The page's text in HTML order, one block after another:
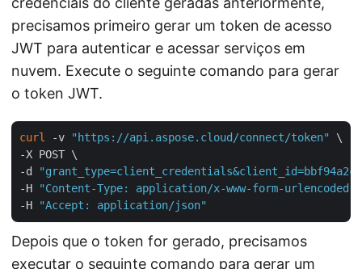
precisamos primeiro gerar um token de acesso
JWT para autenticar e acessar serviços em
nuvem. Execute o seguinte comando para gerar
o token JWT.
curl -v "https://api.aspose.cloud/connect/token"
\
-X POST \
-d
"grant_type=client_credentials&client_id=bbf94a2c-
-H
"Content-Type: application/x-www-form-urlencoded"
-H
"Accept: application/json"
Depois que o token for gerado, precisamos
executar o seguinte comando para gerar um